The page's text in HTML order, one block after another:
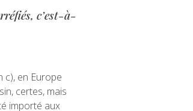
c’est-à-
c), en Europe
certes, mais
importé aux